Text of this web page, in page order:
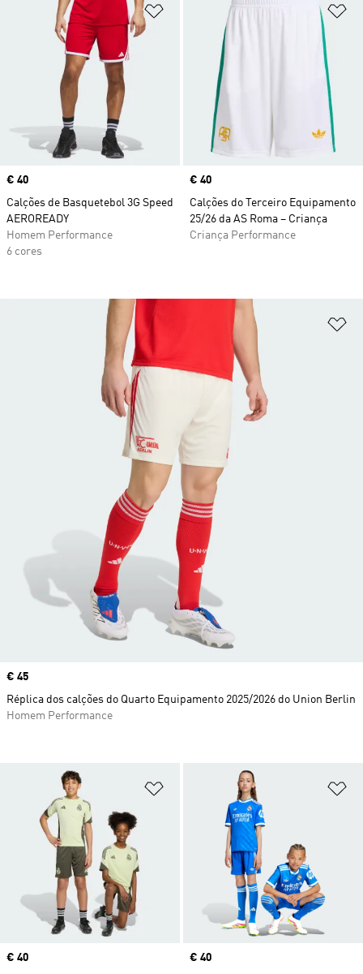
Adicionar à Lista de Desejos
Price
€ 40
Calções de Basquetebol 3G Speed
AEROREADY
Homem Performance
6 cores
Price
€ 40
Calções do Terceiro Equipamento
25/26 da AS Roma – Criança
Criança Performance
Adicionar à Lista de Desejos
Price
€ 40
Price
€ 40
Price
€ 45
Réplica dos calções do Quarto Equipamento 2025/2026 do Union Berlin
Homem Performance